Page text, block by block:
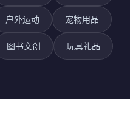
户外运动 宠物用品
图书文创 玩具礼品